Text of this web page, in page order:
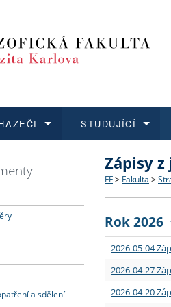
Struktura
Strategie
Podpora
Co
Učitelské
STUDUJÍCÍ
Rigorózní
O vědě a
Granty a
Aktuální
a sdělení
Zápisy
FF > Fakulta >
Rok 2026
2026-05-04
2026-04-27
2026-04-20